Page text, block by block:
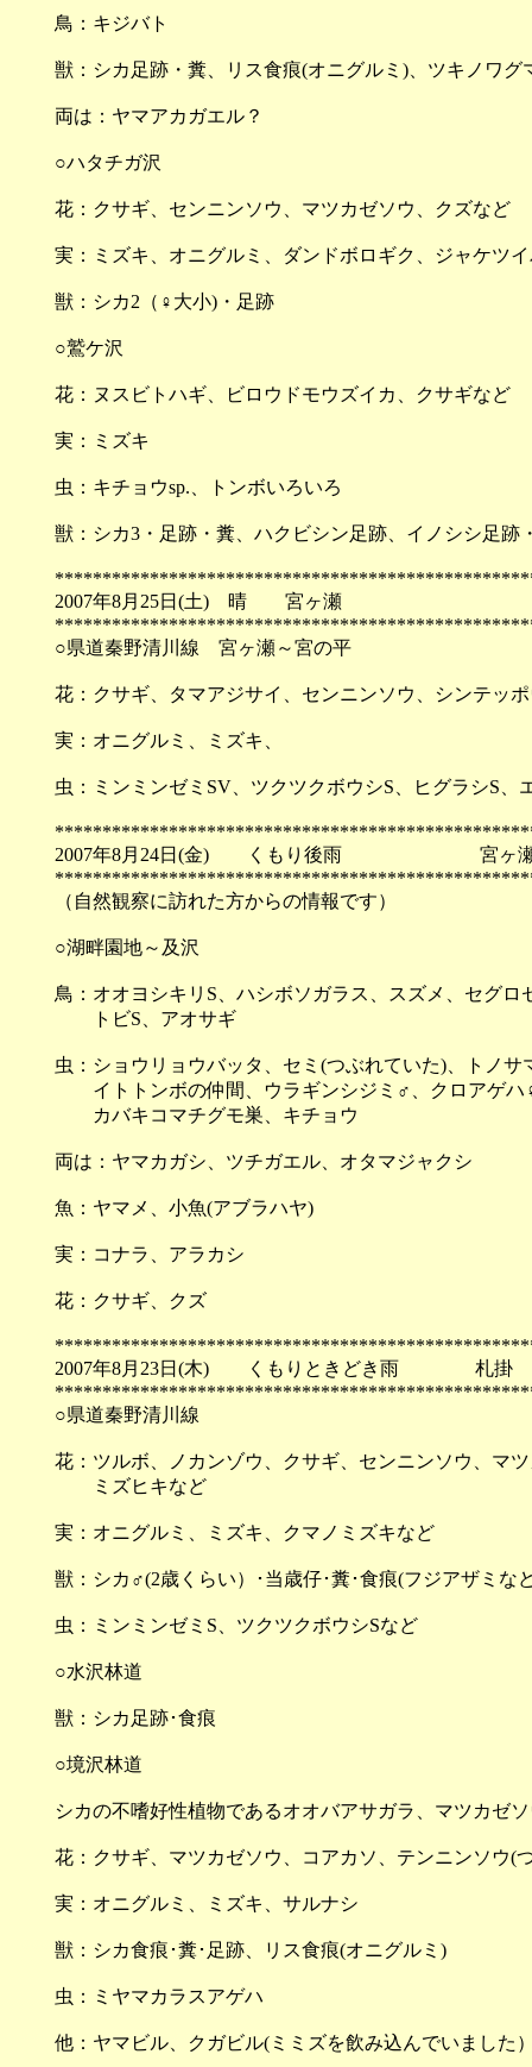
鳥：キジバト
獣：シカ足跡・糞、リス食痕(オニグルミ)、ツキノワグ
両は：ヤマアカガエル？
○ハタチガ沢
花：クサギ、センニンソウ、マツカゼソウ、クズなど
実：ミズキ、オニグルミ、ダンドボロギク、ジャケツ
獣：シカ2（♀大小)・足跡
○鷲ケ沢
花：ヌスビトハギ、ビロウドモウズイカ、クサギなど
実：ミズキ
虫：キチョウsp.、トンボいろいろ
獣：シカ3・足跡・糞、ハクビシン足跡、イノシシ足跡
2007年8月25日(土) 晴 宮ヶ瀬
○県道秦野清川線 宮ヶ瀬～宮の平
花：クサギ、タマアジサイ、センニンソウ、シンテッ
実：オニグルミ、ミズキ、
虫：ミンミンゼミSV、ツクツクボウシS、ヒグラシS、
2007年8月24日(金) くもり後雨 宮ヶ
（自然観察に訪れた方からの情報です）
○湖畔園地～及沢
鳥：オオヨシキリS、ハシボソガラス、スズメ、セグ
トビS、アオサギ
虫：ショウリョウバッタ、セミ(つぶれていた)、トノ
イトトンボの仲間、ウラギンシジミ♂、クロアゲハ
カバキコマチグモ巣、キチョウ
両は：ヤマカガシ、ツチガエル、オタマジャクシ
魚：ヤマメ、小魚(アブラハヤ)
実：コナラ、アラカシ
花：クサギ、クズ
2007年8月23日(木) くもりときどき雨 札掛
○県道秦野清川線
花：ツルボ、ノカンゾウ、クサギ、センニンソウ、マ
ミズヒキなど
実：オニグルミ、ミズキ、クマノミズキなど
獣：シカ♂(2歳くらい）･当歳仔･糞･食痕(フジアザミな
虫：ミンミンゼミS、ツクツクボウシSなど
○水沢林道
獣：シカ足跡･食痕
○境沢林道
シカの不嗜好性植物であるオオバアサガラ、マツカゼ
花：クサギ、マツカゼソウ、コアカソ、テンニンソウ(
実：オニグルミ、ミズキ、サルナシ
獣：シカ食痕･糞･足跡、リス食痕(オニグルミ)
虫：ミヤマカラスアゲハ
他：ヤマビル、クガビル(ミミズを飲み込んでいました